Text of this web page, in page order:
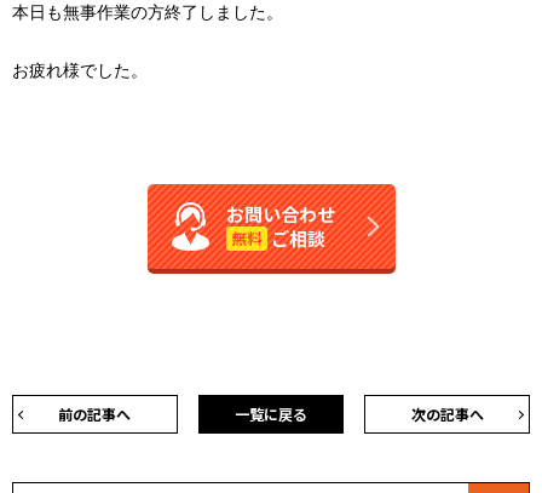
本日も無事作業の方終了しました。
お疲れ様でした。
お問い合わせ
無料 ご相談
前の記事へ 次の記事へ
一覧に戻る